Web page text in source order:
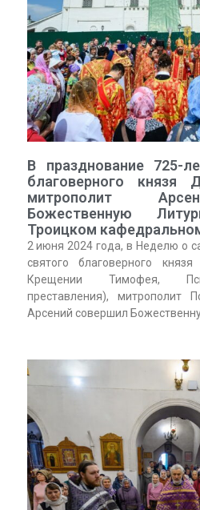
В празднование 725-
благоверного князя
митрополит
Божественную
Троицком
2 июня 2024 года, в Неделю о
святого благоверного
Крещении Тимофея,
преставления), митрополит
Арсений совершил